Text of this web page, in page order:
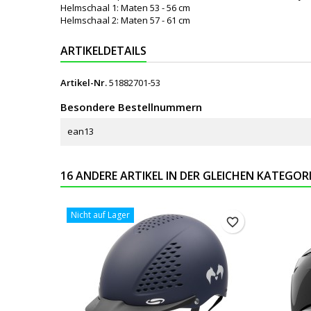
Helmschaal 1: Maten 53 - 56 cm
Helmschaal 2: Maten 57 - 61 cm
ARTIKELDETAILS
Artikel-Nr.51882701-53
Besondere Bestellnummern
ean13
16 ANDERE ARTIKEL IN DER GLEICHEN
Nicht auf Lager
favorite_border